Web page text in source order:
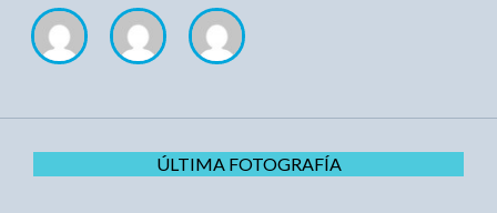
ÚLTIMA FOTOGRAFÍA